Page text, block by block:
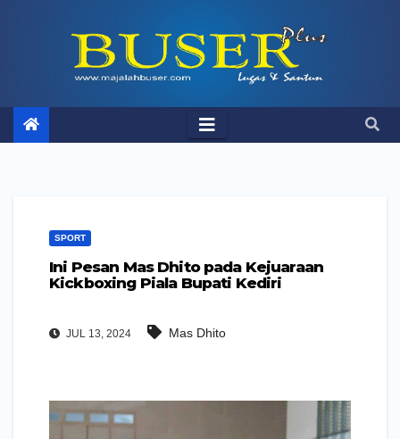
SPORT
Ini Pesan Mas Dhito pada Kejuaraan
Kickboxing Piala Bupati Kediri
JUL 13, 2024 Mas Dhito